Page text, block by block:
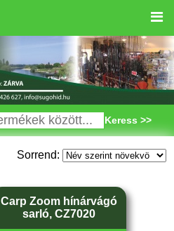
Keress >>
Sorrend:
Carp Zoom hínárvágó
sarló, CZ7020